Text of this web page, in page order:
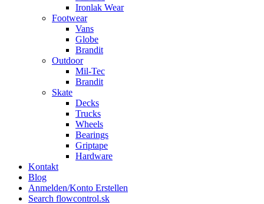
Ironlak Wear
Footwear
Vans
Globe
Brandit
Outdoor
Mil-Tec
Brandit
Skate
Decks
Trucks
Wheels
Bearings
Griptape
Hardware
Kontakt
Blog
Anmelden/Konto Erstellen
Search flowcontrol.sk